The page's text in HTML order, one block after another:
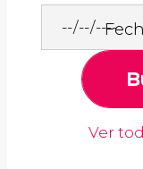
Ver